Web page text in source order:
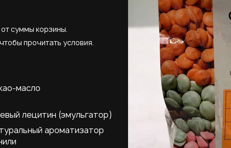
суммы корзины.
прочитать условия.
масло
лецитин (эмульгатор)
ароматизатор